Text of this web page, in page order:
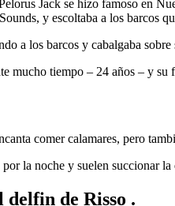
Jack se hizo famoso en
y escoltaba a los barcos
a los barcos y cabalgaba sobre
mucho tiempo – 24 años – y
comer calamares, pero
la noche y suelen succionar
delfin de Risso .